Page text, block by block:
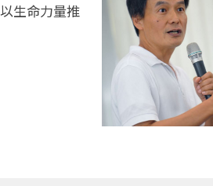
生命力量推